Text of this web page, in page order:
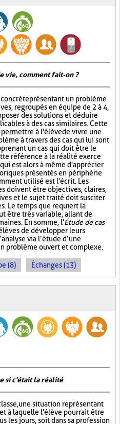
vie, comment fait-on ?
présentant un problème
regroupés en équipe de 2 à 4,
des solutions et déduire
à des cas similaires. Cette
à l'élève de vivre une
à travers des cas qui lui sont
un cas qui doit être le
référence à la réalité exerce
est alors à même d'apprécier
présentés en périphérie
utilisé est l'écrit. Les
doivent être objectives, claires,
et le sujet traité doit susciter
Le temps que requiert la
être très variable, allant de
En somme, l'Étude de cas
de développer leurs
via l’étude d’une
problème ouvert et complexe.
(8) Échanges (13)
si c'était la réalité
une situation représentant
à laquelle l'élève pourrait être
les jours, soit dans sa profession